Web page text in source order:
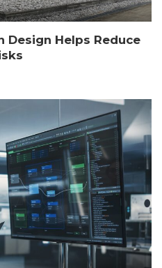
Helps Reduce